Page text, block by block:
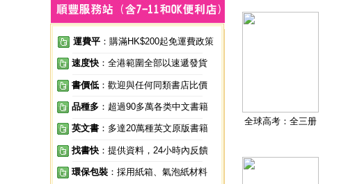
運費平 ：購滿HK$200起免運費政策
速度快 ：全港範圍全部以速遞發貨
書價低 ：歡迎與任何同類書店比價
品種多 ：超過90多萬各类中文書籍
英文書 ：多達20萬種英文原版書籍
找書快 ：提供資料，24小時內反饋
環保包裝 ：採用紙箱、氣泡紙材料
全球高考：全三册